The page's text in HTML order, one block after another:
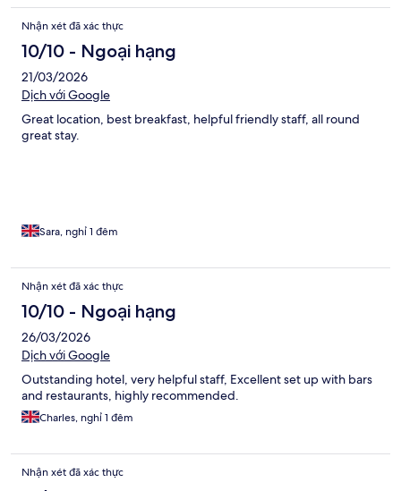
Nhận xét đã xác thực
10/10 - Ngoại hạng
21/03/2026
Dịch với Google
Great location, best breakfast, helpful friendly staff, all round
great stay.
Sara, nghỉ 1 đêm
Nhận xét đã xác thực
10/10 - Ngoại hạng
26/03/2026
Dịch với Google
Outstanding hotel, very helpful staff, Excellent set up with bars
and restaurants, highly recommended.
Charles, nghỉ 1 đêm
Nhận xét đã xác thực